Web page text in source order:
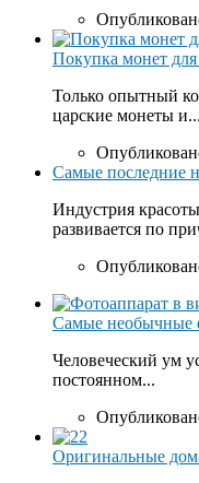
Покупка монет
Только опытный
царские монеты и...
Самые последние
Индустрия
развивается по
Самые необычные
Человеческий ум
постоянном...
Оригинальные